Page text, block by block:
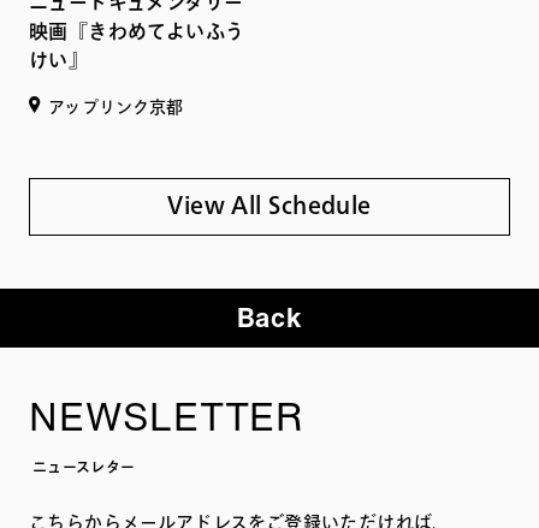
映画『きわめてよいふう
けい』
アップリンク京都
View All Schedule
Back
NEWSLETTER
ニュースレター